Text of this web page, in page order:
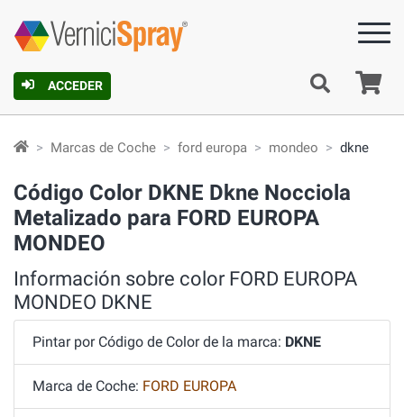
ACCEDER
Marcas de Coche ford europa mondeo dkne
Código Color DKNE Dkne Nocciola
Metalizado para FORD EUROPA
MONDEO
Información sobre color FORD EUROPA
MONDEO DKNE
Pintar por Código de Color de la marca: DKNE
Marca de Coche: FORD EUROPA